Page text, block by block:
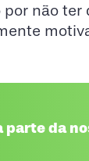
não
parte da